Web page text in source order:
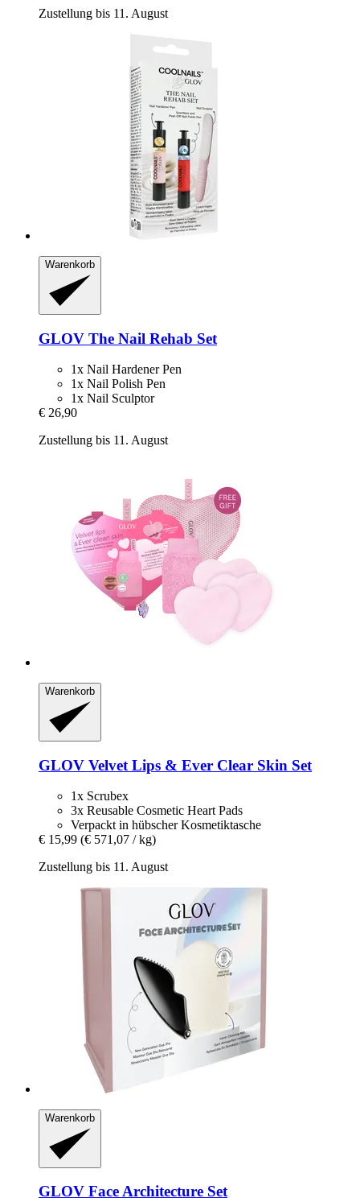
Zustellung bis 11. August
Warenkorb
GLOV The Nail Rehab Set
1x Nail Hardener Pen
1x Nail Polish Pen
1x Nail Sculptor
€ 26,90
Zustellung bis 11. August
Warenkorb
GLOV Velvet Lips & Ever Clear Skin Set
1x Scrubex
3x Reusable Cosmetic Heart Pads
Verpackt in hübscher Kosmetiktasche
€ 15,99 (€ 571,07 / kg)
Zustellung bis 11. August
Warenkorb
GLOV Face Architecture Set